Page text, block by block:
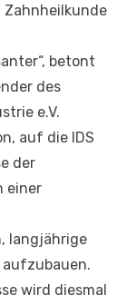
Zahnheilkunde
betont
des
e.V.
auf die IDS
der
einer
langjährige
wird diesmal